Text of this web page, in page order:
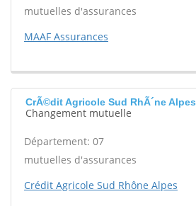
mutuelles d'assurances
MAAF Assurances
CrÃ©dit Agricole Sud RhÃ´ne Alpes
Changement mutuelle
Département: 07
mutuelles d'assurances
Crédit Agricole Sud Rhône Alpes